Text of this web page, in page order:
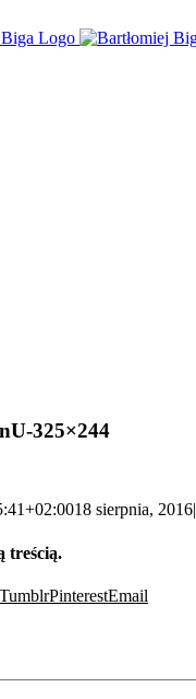
325×244
18 sierpnia, 2016|
treścią.
TumblrPinterestEmail